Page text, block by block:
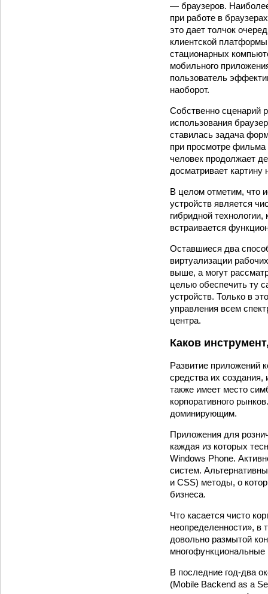
— браузеров.
при работе в
это дает толчок
клиентской
стационарных
мобильного
пользователь
наоборот.
Собственно сценарий
использования
ставилась задача
при просмотре
человек продолжает
досматривает
В целом отметим, что
устройств является
гибридной
встраивается
Оставшиеся два
виртуализации
выше, а могут
целью обеспечить ту
устройств. Только в
управления всем
центра.
Каков
Развитие приложений
средства их
также имеет место
корпоративного
доминирующим.
Приложения для
каждая из которых
Windows Phone.
систем.
и CSS) методы, о
бизнеса.
Что касается чисто
неопределенности», в
довольно размытой
многофункциональные
В последние год-два
(Mobile Backend as a